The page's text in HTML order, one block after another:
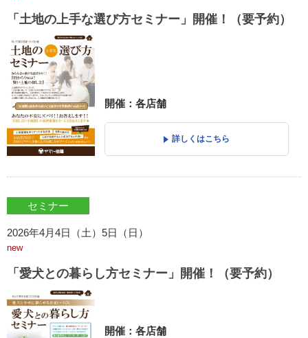
「土地の上手な選び方セミナー」開催！（要予約）
開催：各店舗
詳しくはこちら
セミナー
2026年4月4日（土）5日（日）
new
「愛犬との暮らし方セミナー」開催！（要予約）
開催：各店舗